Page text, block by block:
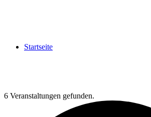
Startseite
6 Veranstaltungen gefunden.